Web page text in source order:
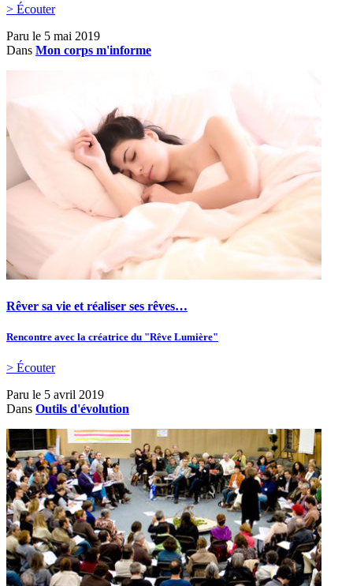
> Écouter
Paru le 5 mai 2019
Dans Mon corps m'informe
Rêver sa vie et réaliser ses rêves…
Rencontre avec la créatrice du "Rêve Lumière"
> Écouter
Paru le 5 avril 2019
Dans Outils d'évolution